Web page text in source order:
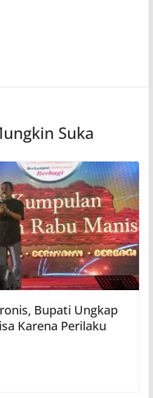
Suka
Bupati Ungkap
Karena Perilaku